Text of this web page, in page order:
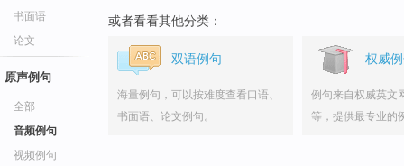
书面语
论文
原声例句
全部
音频例句
视频例句
或者看看其他分类：
双语例句
海量例句，可以按难度查看口语、
书面语、论文例句。
权威
例句来自权威英文
等，提供最专业的